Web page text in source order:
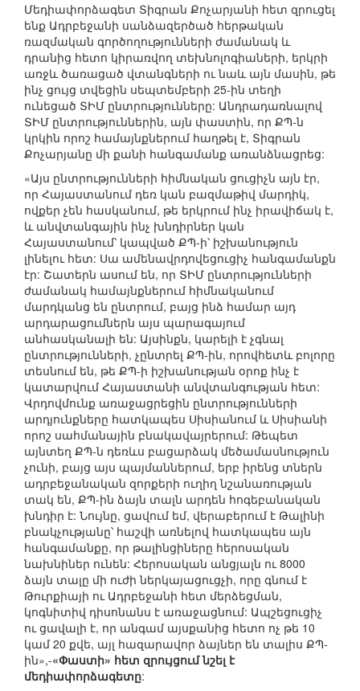
Մեդիափորձագետ Տիգրան Քոչարյանի հետ զրուցել
ենք Ադրբեջանի սանձազերծած հերթական
ռազմական գործողությունների ժամանակ և
դրանից հետո կիրառվող տեխնոլոգիաների, երկրի
առջև ծառացած վտանգների ու նաև այն մասին, թե
ինչ ցույց տվեցին սեպտեմբերի 25-ին տեղի
ունեցած ՏԻՄ ընտրությունները: Անդրադառնալով
ՏԻՄ ընտրություններին, այն փաստին, որ ՔՊ-ն
կրկին որոշ համայնքներում հաղթել է, Տիգրան
Քոչարյանը մի քանի հանգամանք առանձնացրեց:
«Այս ընտրությունների հիմնական ցուցիչն այն էր,
որ Հայաստանում դեռ կան բազմաթիվ մարդիկ,
ովքեր չեն հասկանում, թե երկրում ինչ իրավիճակ է,
և անվտանգային ինչ խնդիրներ կան
Հայաստանում՝ կապված ՔՊ-ի՝ իշխանություն
լինելու հետ: Սա ամենավրդովեցուցիչ հանգամանքն
էր: Շատերն ասում են, որ ՏԻՄ ընտրությունների
ժամանակ համայնքներում հիմնականում
մարդկանց են ընտրում, բայց ինձ համար այդ
արդարացումներն այս պարագայում
անհասկանալի են: Այսինքն, կարելի է չգնալ
ընտրությունների, չընտրել ՔՊ-ին, որովհետև բոլորը
տեսնում են, թե ՔՊ-ի իշխանության օրոք ինչ է
կատարվում Հայաստանի անվտանգության հետ:
Վրդովմունք առաջացրեցին ընտրությունների
արդյունքները հատկապես Սիսիանում և Սիսիանի
որոշ սահմանային բնակավայրերում: Թեպետ
այնտեղ ՔՊ-ն դեռևս բացարձակ մեծամասնություն
չունի, բայց այս պայմաններում, երբ իրենց տներն
ադրբեջանական զորքերի ուղիղ նշանառության
տակ են, ՔՊ-ին ձայն տալն արդեն հոգեբանական
խնդիր է: Նույնը, ցավում եմ, վերաբերում է Թալինի
բնակչությանը՝ հաշվի առնելով հատկապես այն
հանգամանքը, որ թալինցիները հերոսական
նախնիներ ունեն: Հերոսական անցյալն ու 8000
ձայն տալը մի ուժի ներկայացուցչի, որը գնում է
Թուրքիայի ու Ադրբեջանի հետ մերձեցման,
կոգնիտիվ դիսոնանս է առաջացնում: Ապշեցուցիչ
ու ցավալի է, որ անգամ այսքանից հետո ոչ թե 10
կամ 20 քվե, այլ հազարավոր ձայներ են տալիս ՔՊ-
ին»,-«Փաստի» հետ զրույցում նշել է
մեդիափորձագետը: